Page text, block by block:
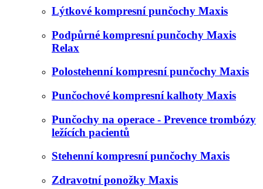
Lýtkové kompresní punčochy Maxis
Podpůrné kompresní punčochy Maxis
Relax
Polostehenní kompresní punčochy Maxis
Punčochové kompresní kalhoty Maxis
Punčochy na operace - Prevence trombózy
ležících pacientů
Stehenní kompresní punčochy Maxis
Zdravotní ponožky Maxis